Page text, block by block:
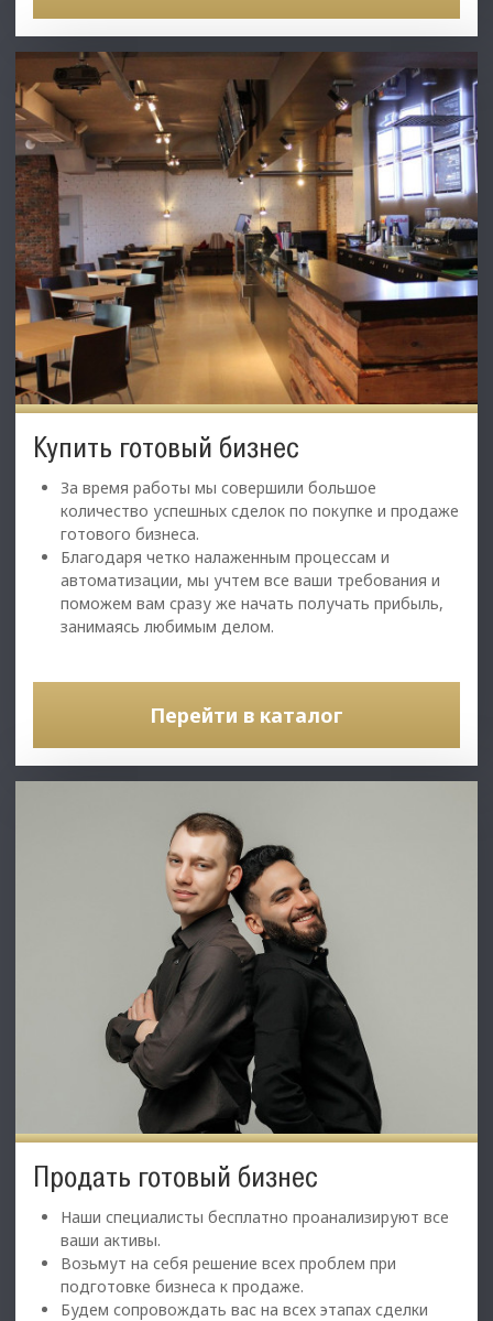
Купить готовый бизнес
За время работы мы совершили большое
количество успешных сделок по покупке и продаже
готового бизнеса.
Благодаря четко налаженным процессам и
автоматизации, мы учтем все ваши требования и
поможем вам сразу же начать получать прибыль,
занимаясь любимым делом.
Перейти в каталог
Продать готовый бизнес
Наши специалисты бесплатно проанализируют все
ваши активы.
Возьмут на себя решение всех проблем при
подготовке бизнеса к продаже.
Будем сопровождать вас на всех этапах сделки